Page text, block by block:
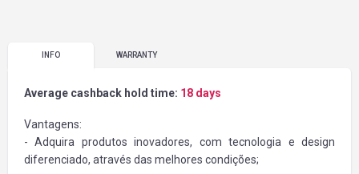
INFO WARRANTY
Average cashback hold time: 18 days
Vantagens:
- Adquira produtos inovadores, com tecnologia e design
diferenciado, através das melhores condições;